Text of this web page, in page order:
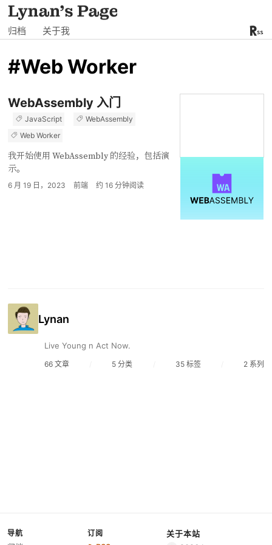
归档 关于我
#Web Worker
WebAssembly 入门
JavaScript
WebAssembly
Web Worker
我开始使用 WebAssembly 的经验，包括演
示。
6 月 19 日，2023 前端 约 16 分钟阅读
Lynan
Live Young n Act Now.
66 文章 5 分类 35 标签 2 系列
导航 订阅 关于本站